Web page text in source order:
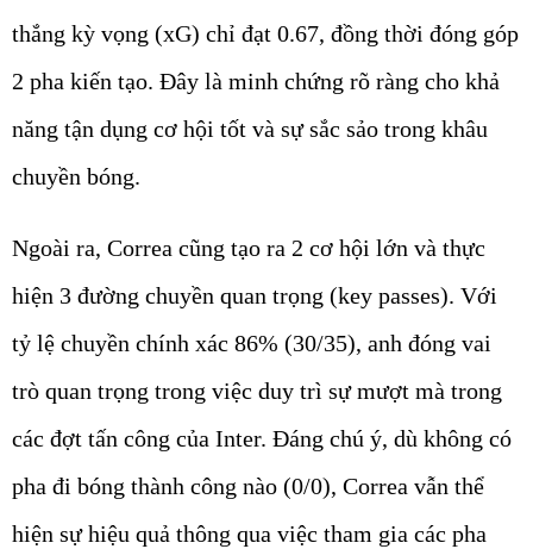
thắng kỳ vọng (xG) chỉ đạt 0.67, đồng thời đóng góp
2 pha kiến tạo. Đây là minh chứng rõ ràng cho khả
năng tận dụng cơ hội tốt và sự sắc sảo trong khâu
chuyền bóng.
Ngoài ra, Correa cũng tạo ra 2 cơ hội lớn và thực
hiện 3 đường chuyền quan trọng (key passes). Với
tỷ lệ chuyền chính xác 86% (30/35), anh đóng vai
trò quan trọng trong việc duy trì sự mượt mà trong
các đợt tấn công của Inter. Đáng chú ý, dù không có
pha đi bóng thành công nào (0/0), Correa vẫn thể
hiện sự hiệu quả thông qua việc tham gia các pha